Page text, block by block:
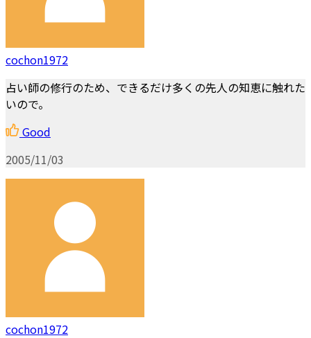
cochon1972
占い師の修行のため、できるだけ多くの先人の知恵に触れた
いので。
Good
2005/11/03
cochon1972